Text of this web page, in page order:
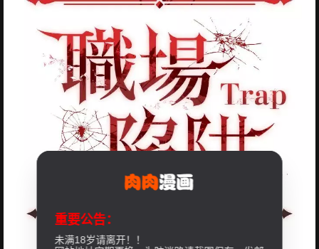
重要公告：
未满18岁请离开！！